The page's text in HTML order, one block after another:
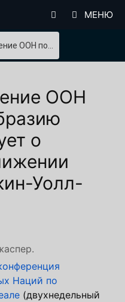
МЕНЮ
ООН по...
ООН
о
Уолл-
Наций по
(двухнедельный